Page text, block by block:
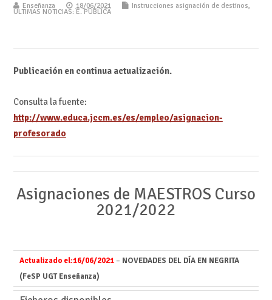
Enseñanza 18/06/2021 Instrucciones asignación de destinos,
ÚLTIMAS NOTICIAS: E. PÚBLICA
Publicación en continua actualización.
Consulta la fuente:
http://www.educa.jccm.es/es/empleo/asignacion-
profesorado
Asignaciones de MAESTROS Curso
2021/2022
Actualizado el:16/06/2021– NOVEDADES DEL DÍA EN NEGRITA
(FeSP UGT Enseñanza)